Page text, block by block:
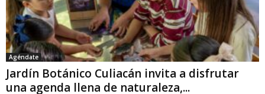
Agéndate
Jardín Botánico Culiacán invita a disfrutar
una agenda llena de naturaleza,...